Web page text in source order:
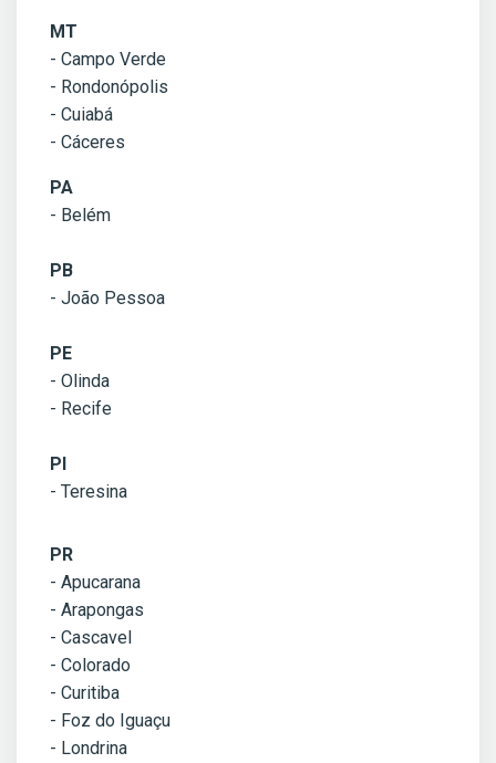
MT
- Campo Verde
- Rondonópolis
- Cuiabá
- Cáceres
PA
- Belém
PB
- João Pessoa
PE
- Olinda
- Recife
PI
- Teresina
PR
- Apucarana
- Arapongas
- Cascavel
- Colorado
- Curitiba
- Foz do Iguaçu
- Londrina